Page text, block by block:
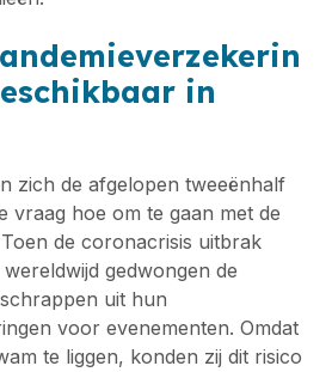
in
zich de afgelopen tweeënhalf
vraag hoe om te gaan met de
de coronacrisis uitbrak
gedwongen de
uit hun
voor evenementen. Omdat
te liggen, konden zij dit risico